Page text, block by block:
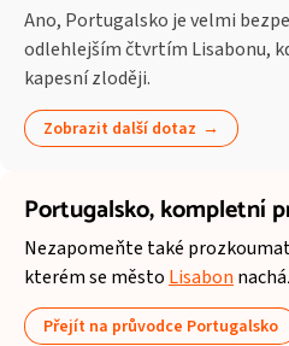
Ano, Portugalsko je velmi
odlehlejším čtvrtím Lisabonu,
kapesní zloději.
Zobrazit další dotaz
Portugalsko,kompletní
Nezapomeňte také
kterém se město Lisabon
Přejít na průvodce Portugalsko